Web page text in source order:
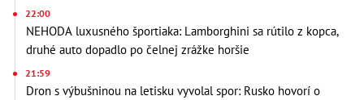
22:00
NEHODA luxusného športiaka: Lamborghini sa rútilo z kopca,
druhé auto dopadlo po čelnej zrážke horšie
21:59
Dron s výbušninou na letisku vyvolal spor: Rusko hovorí o